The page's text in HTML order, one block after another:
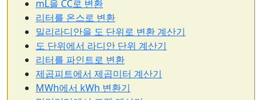
mL을 CC로 변환
리터를 온스로 변환
밀리라디안을 도 단위로 변환 계산기
도 단위에서 라디안 단위 계산기
리터를 파인트로 변환
제곱피트에서 제곱미터 계산기
MWh에서 kWh 변환기